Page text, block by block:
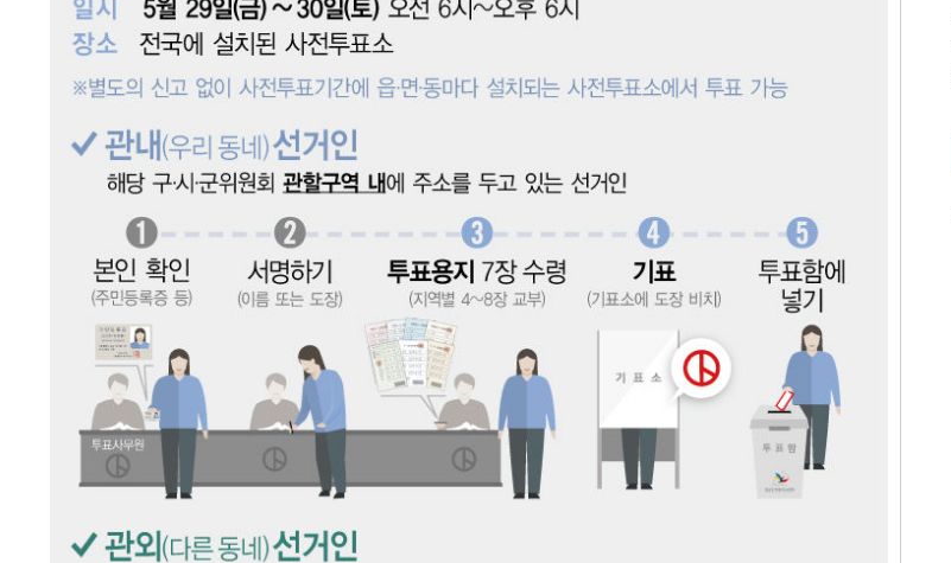
4분 전 >[속보]7~9일 프로야구 3연전도 폭염 취소…11일 재개
10분 전 >"韓 외환시장 개입 관측 배경엔 美의 대한국 무역적자 있어"
13분 전 >'월드컵 탈락 후폭풍' 축구협회…초유의 압수수색에 '충격·당황'
23분 전 > [속보]종합특검, 대검 추가 압수수색…내란 중요임무종사 혐의
1시간 전 >[속보]코스닥, 800p 회복…0.26% 오른 801.67 마감
[속보]코스피, 301.88포인트(4.58%) 내린 6296.38 마감
[속보]원·달러 환율, 0.7원 내린 1423.8원 마감
2시간 전 >"여기 떨어졌다"…다누리, 스페이스X 로켓 달 충돌 흔적 포착
3시간 전 >
손흥민, 5경기 연속골 실패…LAFC는 승부차기 끝 과달라하라 격파
5시간 전 >내일까지 39도 '펄펄'…기상청 "태풍 지나며 폭염 잠시 꺾인다"